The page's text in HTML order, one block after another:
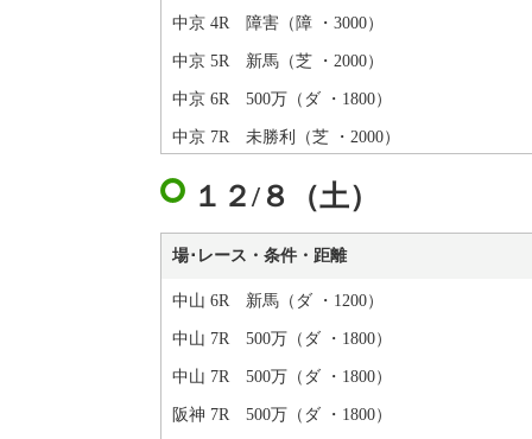
中京 4R 障害（障 ・3000）
中京 5R 新馬（芝 ・2000）
中京 6R 500万（ダ ・1800）
中京 7R 未勝利（芝 ・2000）
１２/８（土）
場･レース・条件・距離
中山 6R 新馬（ダ ・1200）
中山 7R 500万（ダ ・1800）
中山 7R 500万（ダ ・1800）
阪神 7R 500万（ダ ・1800）